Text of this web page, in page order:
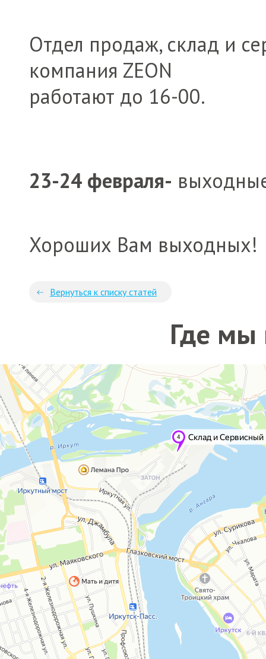
Отдел продаж, склад и
компания ZEON
работают до 16-00.
23-24 февраля-
Хороших Вам выходных!
Вернуться к списку статей
Где мы